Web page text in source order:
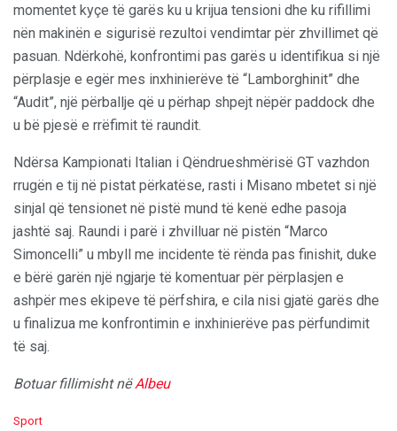
momentet kyçe të garës ku u krijua tensioni dhe ku rifillimi
nën makinën e sigurisë rezultoi vendimtar për zhvillimet që
pasuan. Ndërkohë, konfrontimi pas garës u identifikua si një
përplasje e egër mes inxhinierëve të “Lamborghinit” dhe
“Audit”, një përballje që u përhap shpejt nëpër paddock dhe
u bë pjesë e rrëfimit të raundit.
Ndërsa Kampionati Italian i Qëndrueshmërisë GT vazhdon
rrugën e tij në pistat përkatëse, rasti i Misano mbetet si një
sinjal që tensionet në pistë mund të kenë edhe pasoja
jashtë saj. Raundi i parë i zhvilluar në pistën “Marco
Simoncelli” u mbyll me incidente të rënda pas finishit, duke
e bërë garën një ngjarje të komentuar për përplasjen e
ashpër mes ekipeve të përfshira, e cila nisi gjatë garës dhe
u finalizua me konfrontimin e inxhinierëve pas përfundimit
të saj.
Botuar fillimisht nëAlbeu
C
Sport